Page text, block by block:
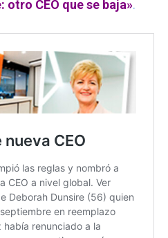
otro CEO que se baja».